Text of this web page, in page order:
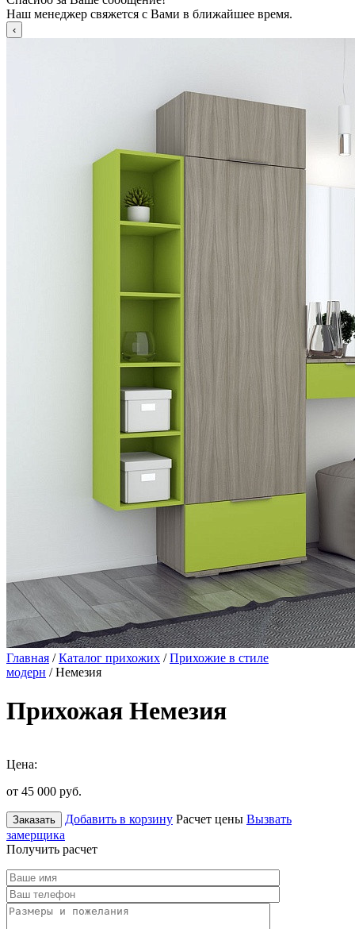
Наш менеджер свяжется с Вами в ближайшее время.
Главная /Каталог прихожих /Прихожие в стиле
модерн / Немезия
Прихожая Немезия
Цена:
от 45 000 руб.
Заказать Добавить в корзину Расчет цены Вызвать
замерщика
Получить расчет